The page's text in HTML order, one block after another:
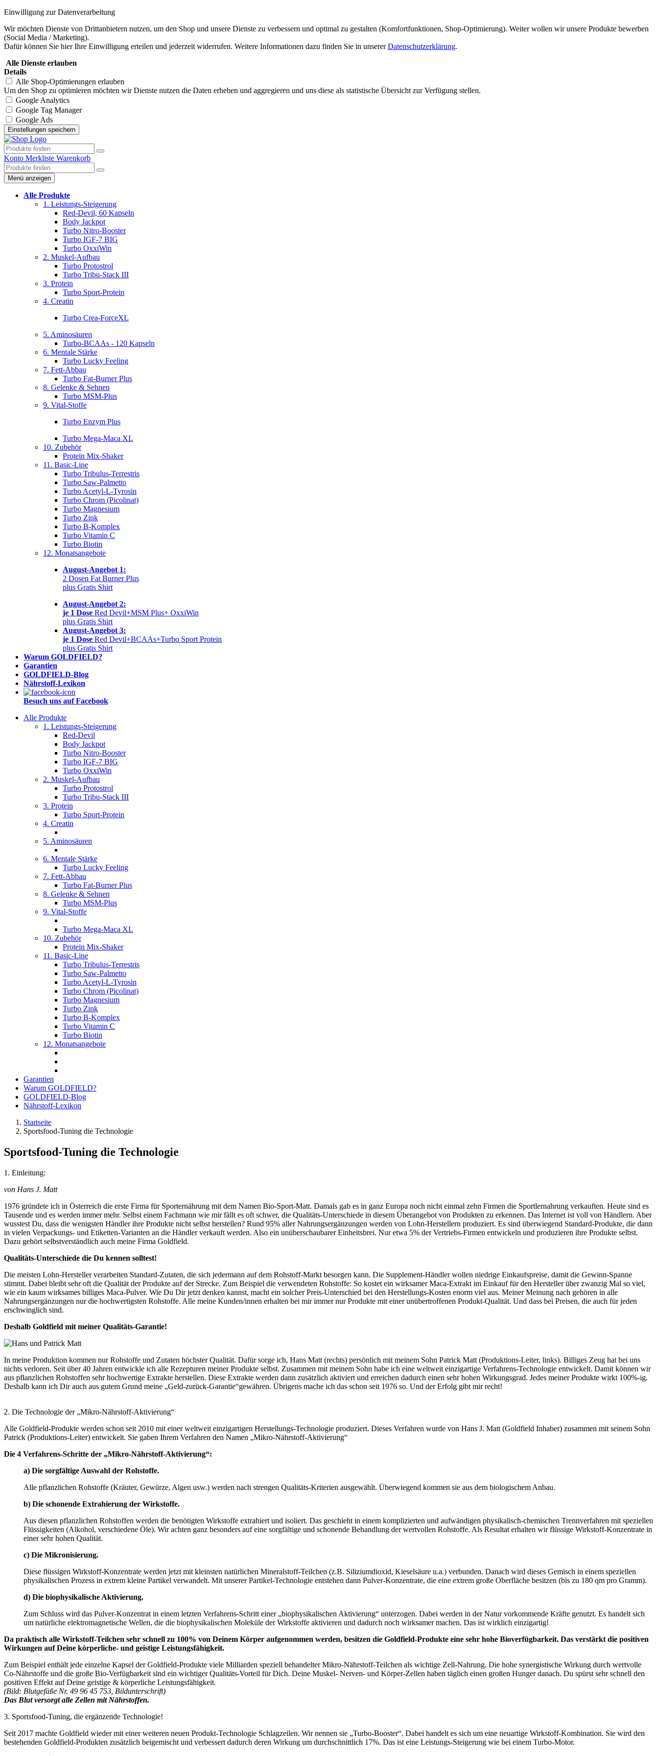
Einwilligung zur Datenverarbeitung
Wir möchten Dienste von Drittanbietern nutzen, um den Shop und unsere Dienste zu verbessern und optimal zu gestalten (Komfortfunktionen, Shop-Optimierung). Weiter wollen wir unsere Produkte bewerben
(Social Media / Marketing).
Dafür können Sie hier Ihre Einwilligung erteilen und jederzeit widerrufen. Weitere Informationen dazu finden Sie in unsererDatenschutzerklärung.
Alle Dienste erlauben
Details
Alle Shop-Optimierungen erlauben
Um den Shop zu optimieren möchten wir Dienste nutzen die Daten erheben und aggregieren und uns diese als statistische Übersicht zur Verfügung stellen.
Google Analytics
Google Tag Manager
Google Ads
Konto Merkliste Warenkorb
Menü anzeigen
Alle Produkte
1. Leistungs-Steigerung
Red-Devil, 60 Kapseln
Body Jackpot
Turbo Nitro-Booster
Turbo IGF-7 BIG
Turbo OxxiWin
2. Muskel-Aufbau
Turbo Protostrol
Turbo Tribu-Stack III
3. Protein
Turbo Sport-Protein
4. Creatin
Turbo Crea-ForceXL
5. Aminosäuren
Turbo-BCAAs - 120 Kapseln
6. Mentale Stärke
Turbo Lucky Feeling
7. Fett-Abbau
Turbo Fat-Burner Plus
8. Gelenke & Sehnen
Turbo MSM-Plus
9. Vital-Stoffe
Turbo Enzym Plus
Turbo Mega-Maca XL
10. Zubehör
Protein Mix-Shaker
11. Basic-Line
Turbo Tribulus-Terrestris
Turbo Saw-Palmetto
Turbo Acetyl-L-Tyrosin
Turbo Chrom (Picolinat)
Turbo Magnesium
Turbo Zink
Turbo B-Komplex
Turbo Vitamin C
Turbo Biotin
12. Monatsangebote
August-Angebot 1:
2 Dosen Fat Burner Plus
plus Gratis Shirt
August-Angebot 2:
je 1 Dose Red Devil+MSM Plus+ OxxiWin
plus Gratis Shirt
August-Angebot 3:
je 1 Dose Red Devil+BCAAs+Turbo Sport Protein
plus Gratis Shirt
Warum GOLDFIELD?
Garantien
GOLDFIELD-Blog
Nährstoff-Lexikon
Besuch uns auf Facebook
Alle Produkte
1. Leistungs-Steigerung
Red-Devil
Body Jackpot
Turbo Nitro-Booster
Turbo IGF-7 BIG
Turbo OxxiWin
2. Muskel-Aufbau
Turbo Protostrol
Turbo Tribu-Stack III
3. Protein
Turbo Sport-Protein
4. Creatin
5. Aminosäuren
6. Mentale Stärke
Turbo Lucky Feeling
7. Fett-Abbau
Turbo Fat-Burner Plus
8. Gelenke & Sehnen
Turbo MSM-Plus
9. Vital-Stoffe
Turbo Mega-Maca XL
10. Zubehör
Protein Mix-Shaker
11. Basic-Line
Turbo Tribulus-Terrestris
Turbo Saw-Palmetto
Turbo Acetyl-L-Tyrosin
Turbo Chrom (Picolinat)
Turbo Magnesium
Turbo Zink
Turbo B-Komplex
Turbo Vitamin C
Turbo Biotin
12. Monatsangebote
Garantien
Warum GOLDFIELD?
GOLDFIELD-Blog
Nährstoff-Lexikon
Startseite
Sportsfood-Tuning die Technologie
Sportsfood-Tuning die Technologie
1. Einleitung:
von Hans J. Matt
1976 gründete ich in Österreich die erste Firma für Sporternährung mit dem Namen Bio-Sport-Matt. Damals gab es in ganz Europa noch nicht einmal zehn Firmen die Sportlernahrung verkauften. Heute sind es
Tausende und es werden immer mehr. Selbst einem Fachmann wie mir fällt es oft schwer, die Qualitäts-Unterschiede in diesem Überangebot von Produkten zu erkennen. Das Internet ist voll von Händlern. Aber
wusstest Du, dass die wenigsten Händler ihre Produkte nicht selbst herstellen? Rund 95% aller Nahrungsergänzungen werden von Lohn-Herstellern produziert. Es sind überwiegend Standard-Produkte, die dann
in vielen Verpackungs- und Etiketten-Varianten an die Händler verkauft werden. Also ein unüberschaubarer Einheitsbrei. Nur etwa 5% der Vertriebs-Firmen entwickeln und produzieren ihre Produkte selbst.
Dazu gehört selbstverständlich auch meine Firma Goldfield.
Qualitäts-Unterschiede die Du kennen solltest!
Die meisten Lohn-Hersteller verarbeiten Standard-Zutaten, die sich jedermann auf dem Rohstoff-Markt besorgen kann. Die Supplement-Händler wollen niedrige Einkaufspreise, damit die Gewinn-Spanne
stimmt. Dabei bleibt sehr oft die Qualität der Produkte auf der Strecke. Zum Beispiel die verwendeten Rohstoffe: So kostet ein wirksamer Maca-Extrakt im Einkauf für den Hersteller über zwanzig Mal so viel,
wie ein kaum wirksames billiges Maca-Pulver. Wie Du Dir jetzt denken kannst, macht ein solcher Preis-Unterschied bei den Herstellungs-Kosten enorm viel aus. Meiner Meinung nach gehören in alle
Nahrungsergänzungen nur die hochwertigsten Rohstoffe. Alle meine Kunden/innen erhalten bei mir immer nur Produkte mit einer unübertroffenen Produkt-Qualität. Und dass bei Preisen, die auch für jeden
erschwinglich sind.
Deshalb Goldfield mit meiner Qualitäts-Garantie!
In meine Produktion kommen nur Rohstoffe und Zutaten höchster Qualität. Dafür sorge ich, Hans Matt (rechts) persönlich mit meinem Sohn Patrick Matt (Produktions-Leiter, links). Billiges Zeug hat bei uns
nichts verloren. Seit über 40 Jahren entwickle ich alle Rezepturen meiner Produkte selbst. Zusammen mit meinem Sohn habe ich eine weltweit einzigartige Verfahrens-Technologie entwickelt. Damit können wir
aus pflanzlichen Rohstoffen sehr hochwertige Extrakte herstellen. Diese Extrakte werden dann zusätzlich aktiviert und erreichen dadurch einen sehr hohen Wirkungsgrad. Jedes meiner Produkte wirkt 100%-ig.
Deshalb kann ich Dir auch aus gutem Grund meine „Geld-zurück-Garantie“gewähren. Übrigens mache ich das schon seit 1976 so. Und der Erfolg gibt mir recht!
2. Die Technologie der „Mikro-Nährstoff-Aktivierung“
Alle Goldfield-Produkte werden schon seit 2010 mit einer weltweit einzigartigen Herstellungs-Technologie produziert. Dieses Verfahren wurde von Hans J. Matt (Goldfield Inhaber) zusammen mit seinem Sohn
Patrick (Produktions-Leiter) entwickelt. Sie gaben Ihrem Verfahren den Namen „Mikro-Nährstoff-Aktivierung“
Die 4 Verfahrens-Schritte der „Mikro-Nährstoff-Aktivierung“:
a) Die sorgfältige Auswahl der Rohstoffe.
Alle pflanzlichen Rohstoffe (Kräuter, Gewürze, Algen usw.) werden nach strengen Qualitäts-Kriterien ausgewählt. Überwiegend kommen sie aus dem biologischem Anbau.
b) Die schonende Extrahierung der Wirkstoffe.
Aus diesen pflanzlichen Rohstoffen werden die benötigten Wirkstoffe extrahiert und isoliert. Das geschieht in einem komplizierten und aufwändigen physikalisch-chemischen Trennverfahren mit speziellen
Flüssigkeiten (Alkohol, verschiedene Öle). Wir achten ganz besonders auf eine sorgfältige und schonende Behandlung der wertvollen Rohstoffe. Als Resultat erhalten wir flüssige Wirkstoff-Konzentrate in
einer sehr hohen Qualität.
c) Die Mikronisierung.
Diese flüssigen Wirkstoff-Konzentrate werden jetzt mit kleinsten natürlichen Mineralstoff-Teilchen (z.B. Siliziumdioxid, Kieselsäure u.a.) verbunden. Danach wird dieses Gemisch in einem speziellen
physikalischen Prozess in extrem kleine Partikel verwandelt. Mit unserer Partikel-Technologie entstehen dann Pulver-Konzentrate, die eine extrem große Oberfläche besitzen (bis zu 180 qm pro Gramm).
d) Die biophysikalische Aktivierung.
Zum Schluss wird das Pulver-Konzentrat in einem letzten Verfahrens-Schritt einer „biophysikalischen Aktivierung“ unterzogen. Dabei werden in der Natur vorkommende Kräfte genutzt. Es handelt sich
um natürliche elektromagnetische Wellen, die die biophysikalischen Moleküle der Wirkstoffe aktivieren und dadurch noch wirksamer machen. Das ist wirklich einzigartig!
Da praktisch alle Wirkstoff-Teilchen sehr schnell zu 100% von Deinem Körper aufgenommen werden, besitzen die Goldfield-Produkte eine sehr hohe Bioverfügbarkeit. Das verstärkt die positiven
Wirkungen auf Deine körperliche- und geistige Leistungsfähigkeit.
Zum Beispiel enthält jede einzelne Kapsel der Goldfield-Produkte viele Milliarden speziell behandelter Mikro-Nährstoff-Teilchen als wichtige Zell-Nahrung. Die hohe synergistische Wirkung durch wertvolle
Co-Nährstoffe und die große Bio-Verfügbarkeit sind ein wichtiger Qualitäts-Vorteil für Dich. Deine Muskel- Nerven- und Körper-Zellen haben täglich einen großen Hunger danach. Du spürst sehr schnell den
positiven Effekt auf Deine geistige & körperliche Leistungsfähigkeit.
(Bild: Blutgefäße Nr. 49 96 45 753, Bildunterschrift)
Das Blut versorgt alle Zellen mit Nährstoffen.
3. Sportsfood-Tuning, die ergänzende Technologie!
Seit 2017 machte Goldfield wieder mit einer weiteren neuen Produkt-Technologie Schlagzeilen. Wir nennen sie „Turbo-Booster“. Dabei handelt es sich um eine neuartige Wirkstoff-Kombination. Sie wird den
bestehenden Goldfield-Produkten zusätzlich beigemischt und verbessert dadurch deren Wirkung um durchschnittlich 17%. Das ist eine Leistungs-Steigerung wie bei einem Turbo-Motor.